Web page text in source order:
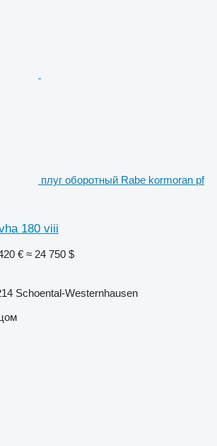
плуг оборотный Rabe kormoran pf
180 viii
€ ≈ 24 750 $
Schoental-Westernhausen